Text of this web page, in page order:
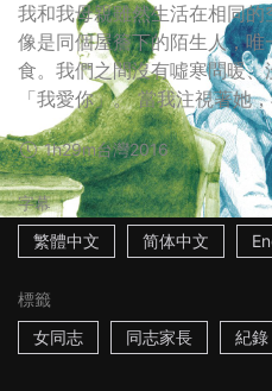
我和我母親雖然生活在相同
像是同個屋簷下的陌生人，
食。我們之間沒有噓寒問暖
「我愛你」。 當我注視著她
1h29m台灣2016
字幕
繁體中文
简体中文
標籤
女同志
同志家長 紀錄